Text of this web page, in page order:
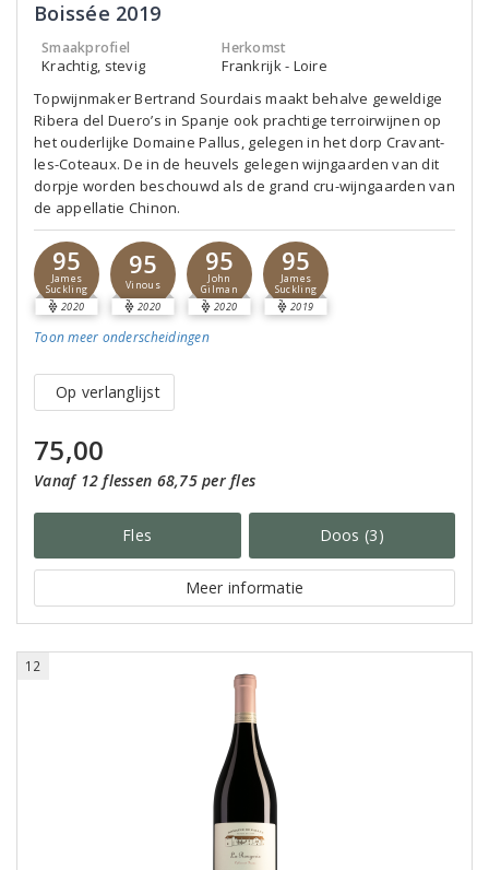
Boissée 2019
Smaakprofiel
Krachtig, stevig
Herkomst
Frankrijk - Loire
Topwijnmaker Bertrand Sourdais maakt behalve geweldige
Ribera del Duero’s in Spanje ook prachtige terroirwijnen op
het ouderlijke Domaine Pallus, gelegen in het dorp Cravant-
les-Coteaux. De in de heuvels gelegen wijngaarden van dit
dorpje worden beschouwd als de grand cru-wijngaarden van
de appellatie Chinon.
95
James
Suckling
2020
95
Vinous
2020
95
John
Gilman
2020
95
James
Suckling
2019
Toon meer onderscheidingen
Op verlanglijst
75,00
Vanaf 12 flessen 68,75 per fles
Fles Doos (3)
Meer informatie
12